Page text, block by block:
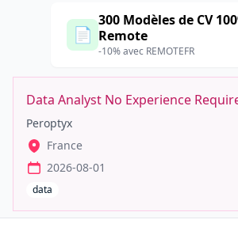
📄
300 Modèles de CV
Remote
-10% avec REMOTEFR
Data Analyst No Experience
Peroptyx
France
2026-08-01
data